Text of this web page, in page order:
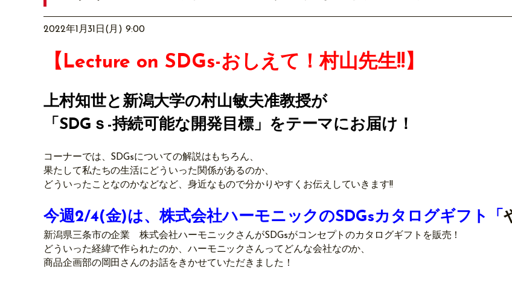
2022年1月31日(月) 9:00
【Lecture on SDGs-おしえて！村山先生!!】
上村知世と新潟大学の村山敏夫准教授が
「SDGｓ-持続可能な開発目標」をテーマにお届け！
コーナーでは、SDGsについての解説はもちろん、
果たして私たちの生活にどういった関係があるのか、
どういったことなのかなどなど、身近なもので分かりやすくお伝えしていきます!!
今週2/4(金)は、株式会社ハーモニックのSDGsカタログギフト「
新潟県三条市の企業 株式会社ハーモニックさんがSDGsがコンセプトのカタログギフトを販売！
どういった経緯で作られたのか、ハーモニックさんってどんな会社なのか、
商品企画部の岡田さんのお話をきかせていただきました！